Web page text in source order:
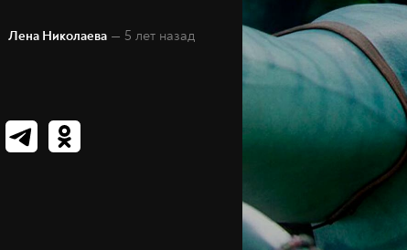
Лена Николаева — 5 лет назад